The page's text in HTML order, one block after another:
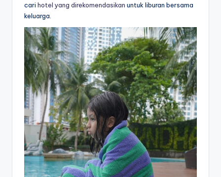
cari hotel yang direkomendasikan untuk liburan bersama
keluarga.